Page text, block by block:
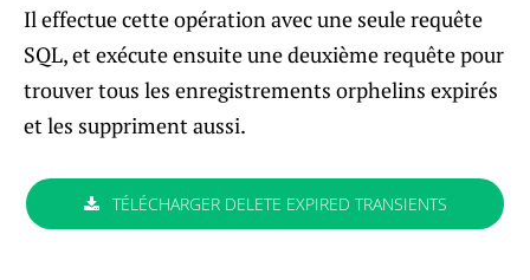
Il effectue cette opération avec une seule requête
SQL, et exécute ensuite une deuxième requête pour
trouver tous les enregistrements orphelins expirés
et les suppriment aussi.
TÉLÉCHARGER DELETE EXPIRED TRANSIENTS